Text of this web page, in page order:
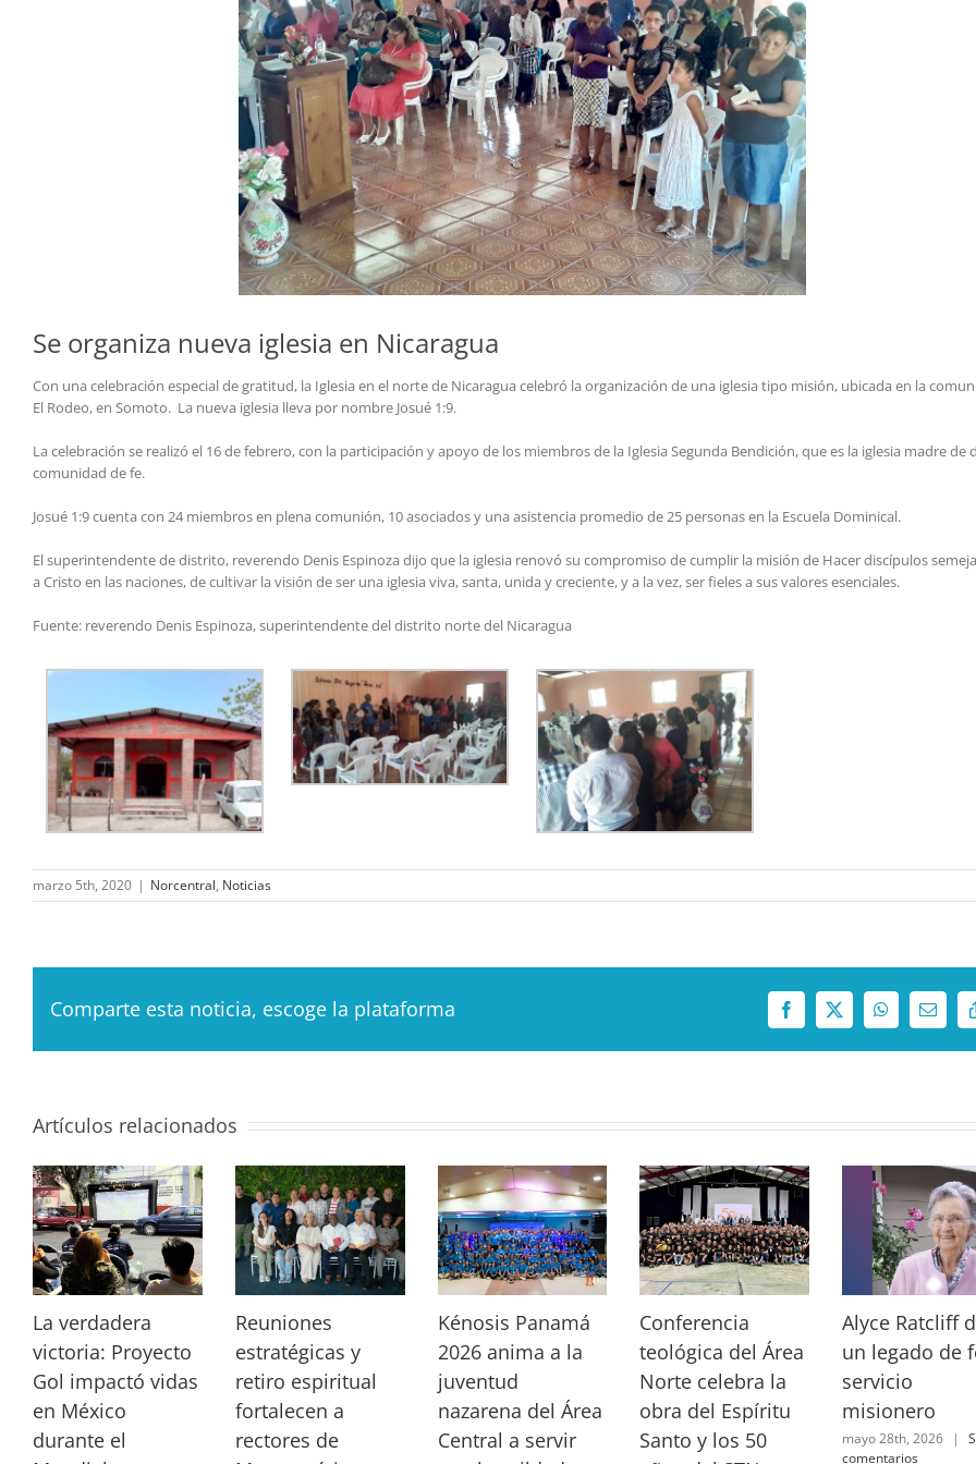
Se organiza nueva iglesia en Nicaragua
Con una celebración especial de gratitud, la Iglesia en el norte de Nicaragua celebró la organización de una iglesia tipo misión, ubicada en la
El Rodeo, en Somoto. La nueva iglesia lleva por nombre Josué 1:9.
La celebración se realizó el 16 de febrero, con la participación y apoyo de los miembros de la Iglesia Segunda Bendición, que es la iglesia madre de
comunidad de fe.
Josué 1:9 cuenta con 24 miembros en plena comunión, 10 asociados y una asistencia promedio de 25 personas en la Escuela Dominical.
El superintendente de distrito, reverendo Denis Espinoza dijo que la iglesia renovó su compromiso de cumplir la misión de Hacer discípulos
a Cristo en las naciones, de cultivar la visión de ser una iglesia viva, santa, unida y creciente, y a la vez, ser fieles a sus valores esenciales.
Fuente: reverendo Denis Espinoza, superintendente del distrito norte del Nicaragua
marzo 5th, 2020 | Norcentral, Noticias
Comparte esta noticia, escoge la plataforma Facebook
X WhatsAppCorreo
Artículos relacionados
La verdadera
victoria: Proyecto
Gol impactó vidas
en México
durante el
Reuniones
estratégicas y
retiro espiritual
fortalecen a
rectores de
Kénosis Panamá
2026 anima a la
juventud
nazarena del Área
Central a servir
Conferencia
teológica del Área
Norte celebra la
obra del Espíritu
Santo y los 50
Alyce Ratcliff
un legado de
servicio
misionero
mayo 28th, 2026 |
comentarios